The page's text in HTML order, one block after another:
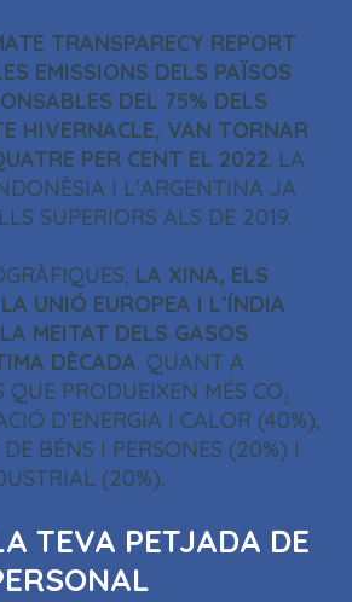
TRANSPARECY REPORT
EMISSIONS DELS PAÏSOS
DEL 75% DELS
HIVERNACLE, VAN TORNAR
PER CENT EL 2022. LA
I L’ARGENTINA JA
SUPERIORS ALS DE 2019.
LA XINA, ELS
UNIÓ EUROPEA I L’ÍNDIA
MEITAT DELS GASOS
DÈCADA. QUANT A
QUE PRODUEIXEN MÉS CO₂
D’ENERGIA I CALOR (40%),
BÉNS I PERSONES (20%) I
(20%).
TEVA PETJADA DE